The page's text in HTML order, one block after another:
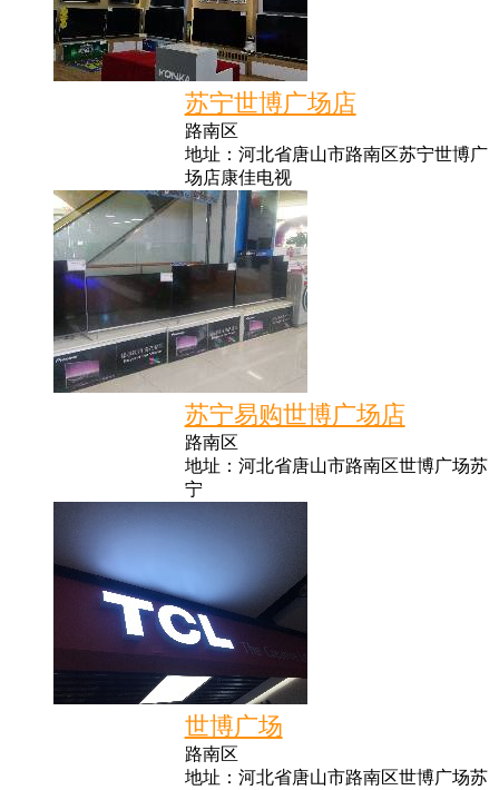
苏宁世博广场店
路南区
地址：河北省唐山市路南区苏宁世博广
场店康佳电视
苏宁易购世博广场店
路南区
地址：河北省唐山市路南区世博广场苏
宁
世博广场
路南区
地址：河北省唐山市路南区世博广场苏